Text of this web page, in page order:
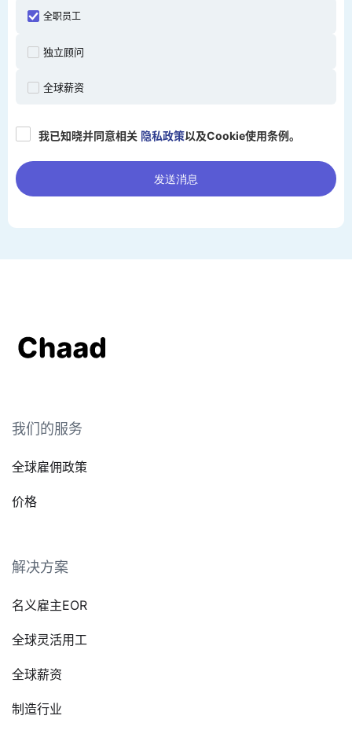
全职员工
独立顾问
全球薪资
我已知晓并同意相关 隐私政策以及Cookie使用条例。
我们的服务
全球雇佣政策
价格
解决方案
名义雇主EOR
全球灵活用工
全球薪资
制造行业